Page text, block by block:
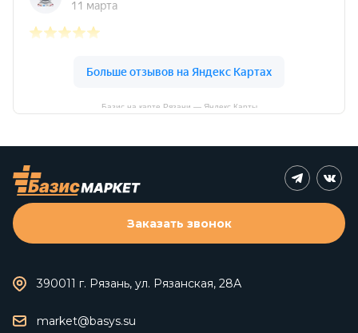
Базис на карте Рязани — Яндекс Карты
390011 г. Рязань, ул. Рязанская, 28А
market@basys.su
Заказать звонок